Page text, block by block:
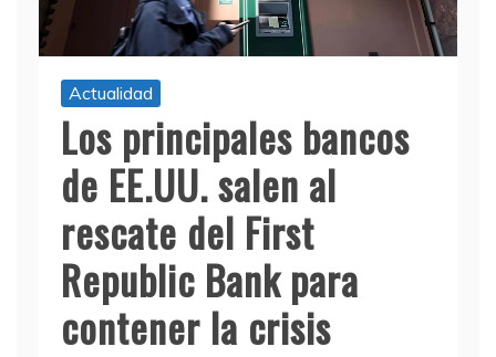
Actualidad
Los principales bancos
de EE.UU. salen al
rescate del First
Republic Bank para
contener la crisis